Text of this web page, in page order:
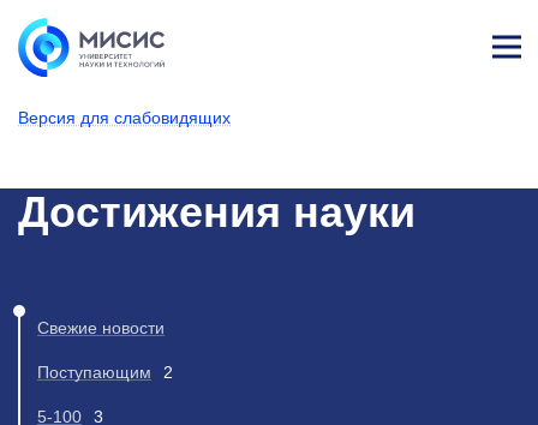
Версия для слабовидящих
т
Достижения науки
Свежие новости
Поступающим 2
5-100 3